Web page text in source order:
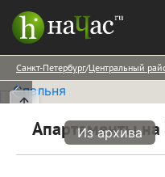
Санкт-Петербург Центральный
Из архива
Апартаменты